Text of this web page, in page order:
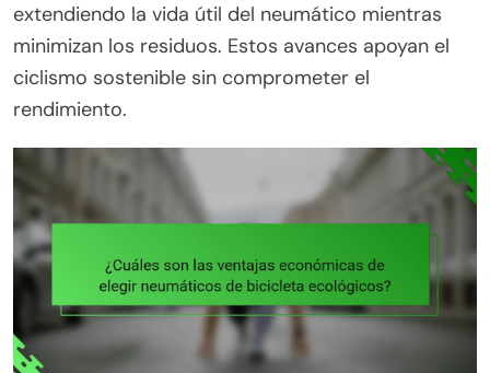
extendiendo la vida útil del neumático mientras
minimizan los residuos. Estos avances apoyan el
ciclismo sostenible sin comprometer el
rendimiento.